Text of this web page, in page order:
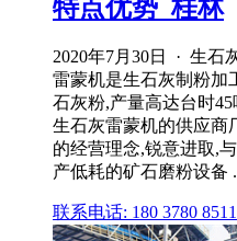
特点优势_桂林
2020年7月30日 · 生石
雷蒙机是生石灰制粉加
石灰粉,产量高达台时
生石灰雷蒙机的供应商
的经营理念,锐意进取,
产低耗的矿石磨粉设备
联系电话: 180 3780 8511